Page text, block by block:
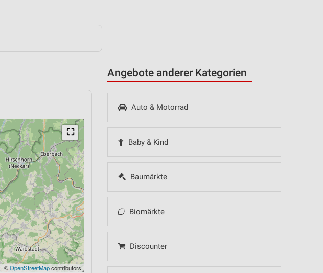
Angebote anderer Kategorien
Auto & Motorrad
Baby & Kind
Baumärkte
Biomärkte
Discounter
⛶
| ©OpenStreetMapcontributors